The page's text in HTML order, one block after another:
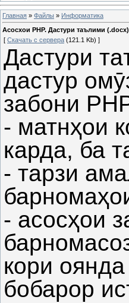
Главная » Файлы » Информатика
Асосхои PHP. Дастури таълими (.docx)
[ Скачать с сервера (121.1 Kb) ]
Дастури
дастур
забони
- матнҳои
карда, ба
- тарзи
- асосҳои
кори оянда
бобарор